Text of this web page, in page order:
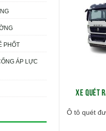
PHỐT
ÁP LỰC
XE QUÉT
Ô tô quét